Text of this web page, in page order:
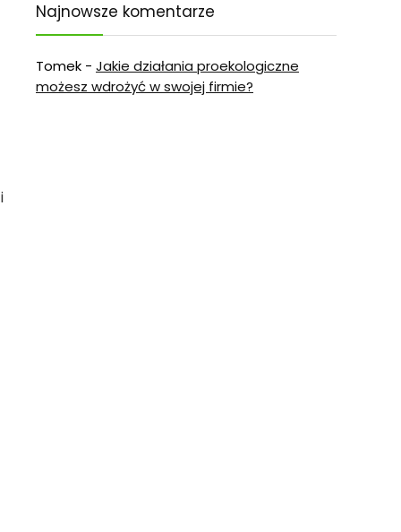
Najnowsze komentarze
Tomek - Jakie działania proekologiczne
możesz wdrożyć w swojej firmie?